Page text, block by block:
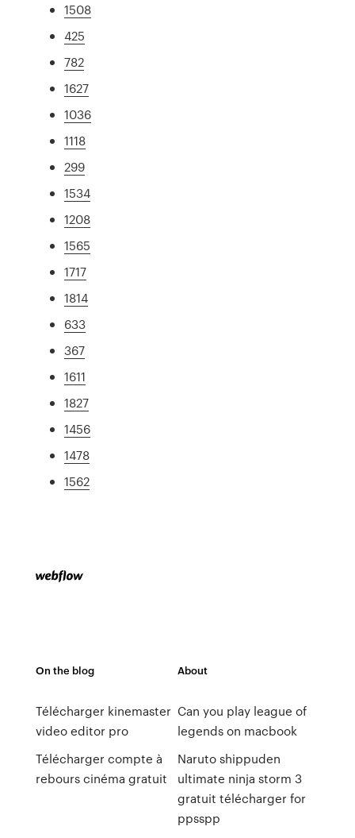
1508
425
782
1627
1036
1118
299
1534
1208
1565
1717
1814
633
367
1611
1827
1456
1478
1562
On the blog
Télécharger kinemaster
video editor pro
Télécharger compte à
rebours cinéma gratuit
About
Can you play league of
legends on macbook
Naruto shippuden
ultimate ninja storm 3
gratuit télécharger for
ppsspp